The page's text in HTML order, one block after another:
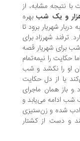
مشابه، از
یک شببهره
برود تا
شهرزاد برای
شهریار قصه
را نیمه‌تمام
نکشد و شب
از دل حکایت
ماجرای
می‌یابد و
و زن‌ستیزی
از کشتار